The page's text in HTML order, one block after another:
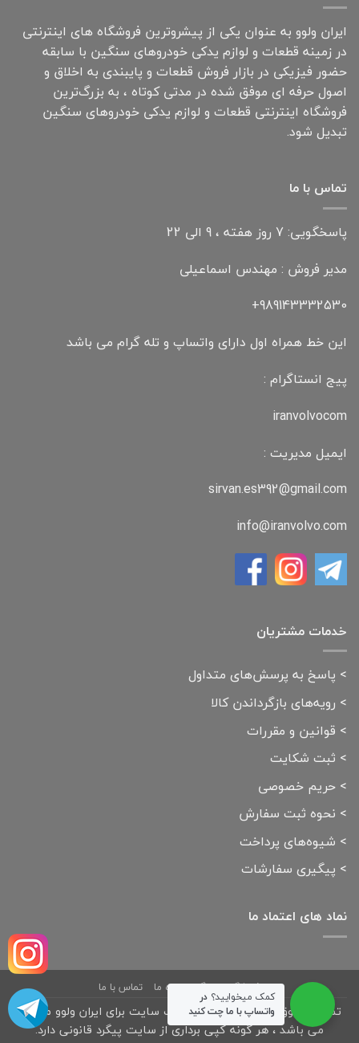
ایران ولوو به عنوان یکی از پیشروترین فروشگاه های اینترنتی
در زمینه قطعات و لوازم یدکی خودروهای سنگین با سابقه
حضور فیزیکی در بازار فروش قطعات و پایبندی به اخلاق و
اصول حرفه ای موفق شده در مدتی کوتاه ، به بزرگ‌ترین
فروشگاه اینترنتی قطعات و لوازم یدکی خودروهای سنگین
تبدیل شود.
تماس با ما
پاسخگویی: 7 روز هفته ، 9 الی 22
مدیر فروش : مهندس اسماعیلی
989143332530+
این خط همراه اول دارای واتساپ و تله گرام می باشد
پیج انستاگرام :
iranvolvocom
ایمیل مدیریت :
sirvan.es392@gmail.com
info@iranvolvo.com
خدمات مشتریان
> پاسخ به پرسش‌های متداول
> رویه‌های بازگرداندن کالا
> قوانین و مقررات
> ثبت شکایت
> حریم خصوصی
> نحوه ثبت سفارش
> شیوه‌های پرداخت
> پیگیری سفارشات
نماد های اعتماد ما
فروشگاه بلاگ درباره ما تماس با ما
تمامی حقوق مادی و معنوی این وب سایت برای ایران ولوو محفوظ
می باشد ، هر گونه کپی برداری از سایت پیگرد قانونی دارد.
کمک میخوایید؟ در
واتساپ با ما چت کنید